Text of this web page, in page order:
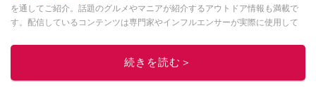
を通してご紹介。話題のグルメやマニアが紹介するアウトドア情報も満載で
す。配信しているコンテンツは専門家やインフルエンサーが実際に使用して
ニュースでフォロー
続きを読む＞